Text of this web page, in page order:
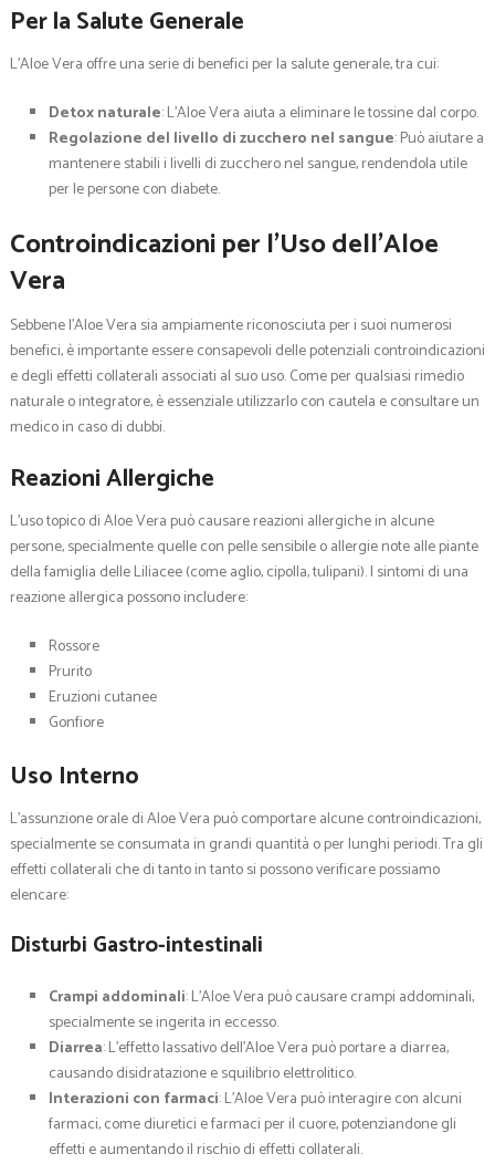
Per la Salute Generale
L’Aloe Vera offre una serie di benefici per la salute generale, tra cui:
Detox naturale: L’Aloe Vera aiuta a eliminare le tossine dal corpo.
Regolazione del livello di zucchero nel sangue: Può aiutare a
mantenere stabili i livelli di zucchero nel sangue, rendendola utile
per le persone con diabete.
Controindicazioni per l’Uso dell’Aloe
Vera
Sebbene l’Aloe Vera sia ampiamente riconosciuta per i suoi numerosi
benefici, è importante essere consapevoli delle potenziali controindicazioni
e degli effetti collaterali associati al suo uso. Come per qualsiasi rimedio
naturale o integratore, è essenziale utilizzarlo con cautela e consultare un
medico in caso di dubbi.
Reazioni Allergiche
L’uso topico di Aloe Vera può causare reazioni allergiche in alcune
persone, specialmente quelle con pelle sensibile o allergie note alle piante
della famiglia delle Liliacee (come aglio, cipolla, tulipani). I sintomi di una
reazione allergica possono includere:
Rossore
Prurito
Eruzioni cutanee
Gonfiore
Uso Interno
L’assunzione orale di Aloe Vera può comportare alcune controindicazioni,
specialmente se consumata in grandi quantità o per lunghi periodi. Tra gli
effetti collaterali che di tanto in tanto si possono verificare possiamo
elencare:
Disturbi Gastro-intestinali
Crampi addominali: L’Aloe Vera può causare crampi addominali,
specialmente se ingerita in eccesso.
Diarrea: L’effetto lassativo dell’Aloe Vera può portare a diarrea,
causando disidratazione e squilibrio elettrolitico.
Interazioni con farmaci: L’Aloe Vera può interagire con alcuni
farmaci, come diuretici e farmaci per il cuore, potenziandone gli
effetti e aumentando il rischio di effetti collaterali.